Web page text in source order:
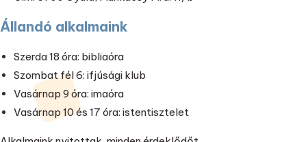
Állandó alkalmaink
Szerda 18 óra: bibliaóra
Szombat fél 6: ifjúsági klub
Vasárnap 9 óra: imaóra
Vasárnap 10 és 17 óra: istentisztelet